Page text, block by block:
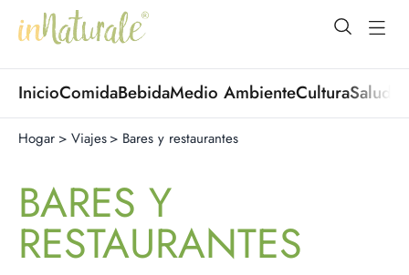
open
InicioComidaBebidaMedio AmbienteCulturaSalud
Hogar > Viajes > Bares y restaurantes
BARES Y
RESTAURANTES